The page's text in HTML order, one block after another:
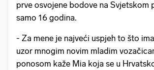
prve osvojene bodove na Svjetskom
samo 16 godina.
- Za mene je najveći uspjeh to što
uzor mnogim novim mladim
ponosom kaže Mia koja se u